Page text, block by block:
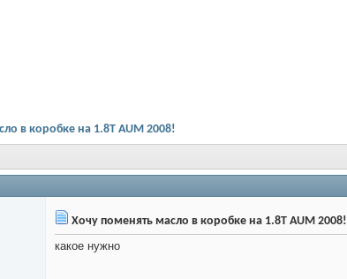
в коробке на 1.8Т AUM 2008!
Хочу поменять масло в коробке на 1.8Т AUM 2008!
какое нужно